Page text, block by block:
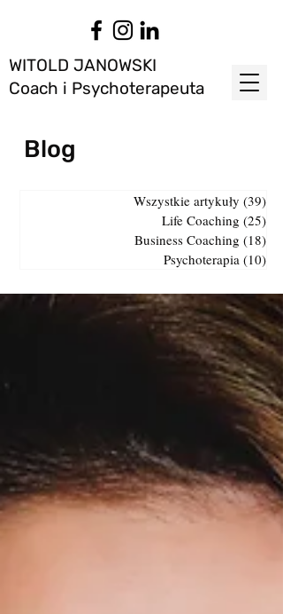
WITOLD JANOWSKI
Coach i Psychoterapeuta
Blog
Wszystkie artykuły (39)
Life Coaching (25)
Business Coaching (18)
Psychoterapia (10)